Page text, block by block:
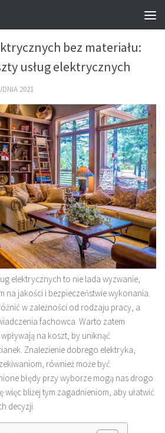
bez materiału:
usług elektrycznych
2021
elektrycznych to nie lada wyzwanie,
na jakości i bezpieczeństwie wykonania.
w zależności od rodzaju pracy, a
fachowca. Warto zatem
na koszt, by uniknąć
Znalezienie dobrego elektryka,
również może być
błędy przy wyborze mogą nas drogo
więc bliżej tym zagadnieniom, aby ułatwić
decyzji.